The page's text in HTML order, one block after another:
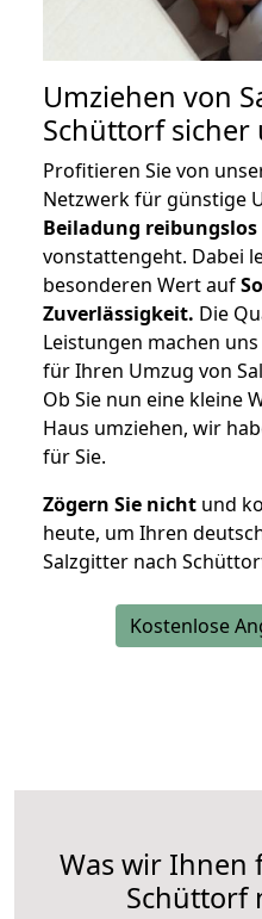
Umziehen von
Schüttorfsicher
Profitieren Sie von
Netzwerk für günstige
Beiladung
vonstattengeht. Dabei
besonderen Wert auf
Zuverlässigkeit. Die
Leistungen machen
für Ihren Umzug von
Ob Sie nun eine kleine
Haus umziehen, wir
für Sie.
Zögern Sie nicht und
heute, um Ihren
Salzgitter nach
Kostenlose
Was wir Ihnen
Schüttorf